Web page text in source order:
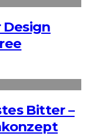
Design
Bitter –